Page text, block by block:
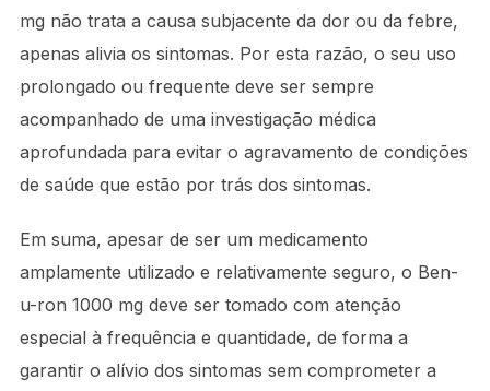
mg não trata a causa subjacente da dor ou da febre,
apenas alivia os sintomas. Por esta razão, o seu uso
prolongado ou frequente deve ser sempre
acompanhado de uma investigação médica
aprofundada para evitar o agravamento de condições
de saúde que estão por trás dos sintomas.
Em suma, apesar de ser um medicamento
amplamente utilizado e relativamente seguro, o Ben-
u-ron 1000 mg deve ser tomado com atenção
especial à frequência e quantidade, de forma a
garantir o alívio dos sintomas sem comprometer a